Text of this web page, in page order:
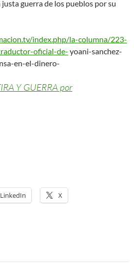
guerra de los pueblos por su
index.php/la-columna/223-
oficial-de- yoani-sanchez-
en-el-dinero-
Y GUERRA por
LinkedIn X